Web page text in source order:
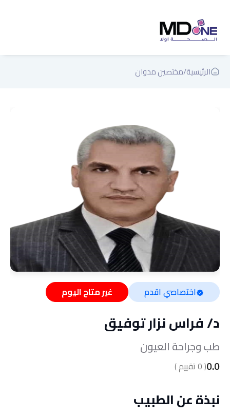
الرئيسية/مختصين مدوان
اختصاصي اقدم غير متاح اليوم
د/فراس نزار توفيق
طب وجراحة العيون
0.0
(
0تقييم )
نبذة عن الطبيب